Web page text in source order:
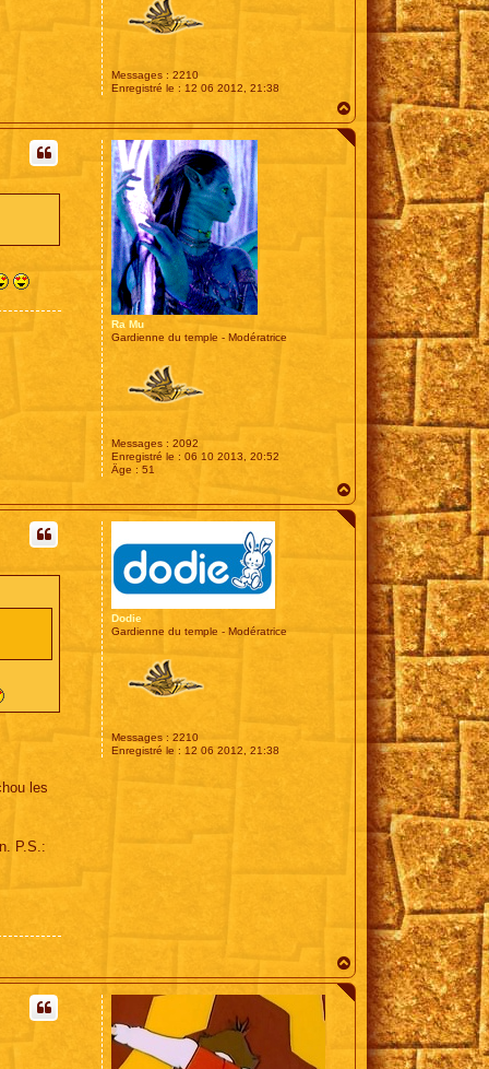
Messages : 2210
Enregistré le : 12 06 2012, 21:38
a
u
Ra Mu
Gardienne du temple - Modératrice
Messages : 2092
Enregistré le : 06 10 2013, 20:52
Âge : 51
a
u
Dodie
Gardienne du temple - Modératrice
Messages : 2210
Enregistré le : 12 06 2012, 21:38
les
P.S.:
a
u